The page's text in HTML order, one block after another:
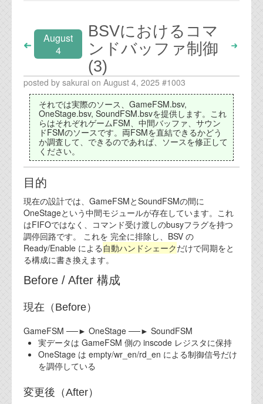
August
4
BSVにおけるコマ
ンドバッファ制御
(3)
posted by sakurai on August 4, 2025 #1003
それでは実際のソース、GameFSM.bsv,
OneStage.bsv, SoundFSM.bsvを提供します。これ
らはそれぞれゲームFSM、中間バッファ、サウン
ドFSMのソースです。両FSMを直結できるかどう
か調査して、できるのであれば、ソースを修正して
ください。
目的
現在の設計では、GameFSMとSoundFSMの間に
OneStageという中間モジュールが存在しています。これ
はFIFOではなく、コマンド受け渡しのbusyフラグを持つ
調停回路です。 これを 完全に排除し、BSV の
Ready/Enable による 自動ハンドシェークだけで同期をと
る構成に書き換えます。
Before / After 構成
現在（Before）
GameFSM ──► OneStage ──► SoundFSM
実データは GameFSM 側の inscode レジスタに保持
OneStage は empty/wr_en/rd_en による制御信号だけ
を調停している
変更後（After）